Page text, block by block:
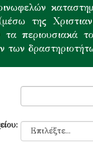
της
τα περιουσιακά
των